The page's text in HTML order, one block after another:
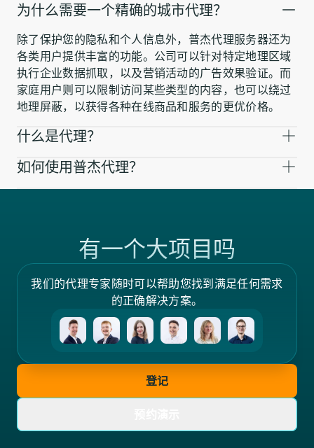
为什么需要一个精确的城市代理？
除了保护您的隐私和个人信息外，普杰代理服务器还为
各类用户提供丰富的功能。公司可以针对特定地理区域
执行企业数据抓取，以及营销活动的广告效果验证。而
家庭用户则可以限制访问某些类型的内容，也可以绕过
地理屏蔽，以获得各种在线商品和服务的更优价格。
什么是代理？
如何使用普杰代理？
有一个大项目吗
我们的代理专家随时可以帮助您找到满足任何需求
的正确解决方案。
登记